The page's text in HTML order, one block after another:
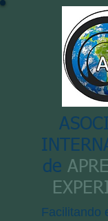
de
Facilitando